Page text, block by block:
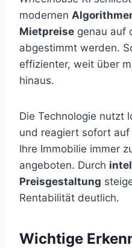
modernen
Mietpreise genau auf
abgestimmt werden.
effizienter, weit über
hinaus.
Die Technologie nutzt
und reagiert sofort auf
Ihre Immobilie immer
angeboten. Durch
Preisgestaltung
Rentabilität deutlich.
Wichtige